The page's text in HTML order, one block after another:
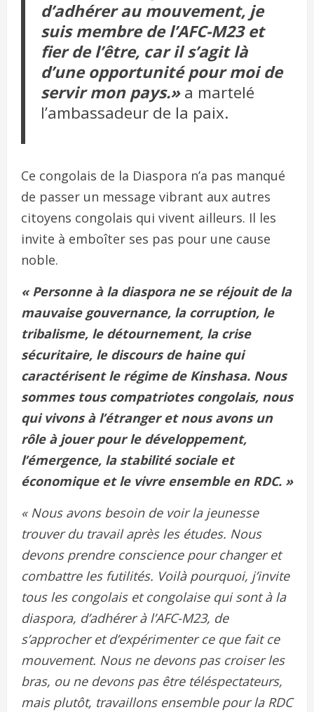
d’adhérer au mouvement, je
suis membre de l’AFC-M23 et
fier de l’être, car il s’agit là
d’une opportunité pour moi de
servir mon pays.»a martelé
l’ambassadeur de la paix.
Ce congolais de la Diaspora n’a pas manqué
de passer un message vibrant aux autres
citoyens congolais qui vivent ailleurs. Il les
invite à emboîter ses pas pour une cause
noble.
« Personne à la diaspora ne se réjouit de la
mauvaise gouvernance, la corruption, le
tribalisme, le détournement, la crise
sécuritaire, le discours de haine qui
caractérisent le régime de Kinshasa. Nous
sommes tous compatriotes congolais, nous
qui vivons à l’étranger et nous avons un
rôle à jouer pour le développement,
l’émergence, la stabilité sociale et
économique et le vivre ensemble en RDC. »
« Nous avons besoin de voir la jeunesse
trouver du travail après les études. Nous
devons prendre conscience pour changer et
combattre les futilités. Voilà pourquoi, j’invite
tous les congolais et congolaise qui sont à la
diaspora, d’adhérer à l’AFC-M23, de
s’approcher et d’expérimenter ce que fait ce
mouvement. Nous ne devons pas croiser les
bras, ou ne devons pas être téléspectateurs,
mais plutôt, travaillons ensemble pour la RDC